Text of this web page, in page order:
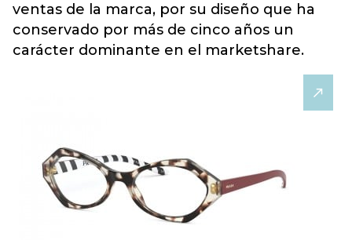
ventas de la marca, por su diseño que ha
conservado por más de cinco años un
carácter dominante en el marketshare.